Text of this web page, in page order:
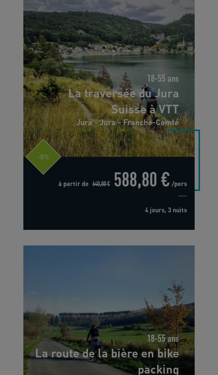
18-55 ans
La traversée du Jura
Suisse à VTT
Jura - Jura - Franche-Comté
-8%
à partir de 640,00 € 588,80 € /pers
4 jours, 3 nuits
18-55 ans
La route de la bière en bike
packing